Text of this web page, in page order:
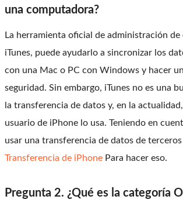
una computadora?
La herramienta oficial de administración de
iTunes, puede ayudarlo a sincronizar los
con una Mac o PC con Windows y hacer
seguridad. Sin embargo, iTunes no es una
la transferencia de datos y, en la
usuario de iPhone lo usa. Teniendo en
usar una transferencia de datos de
Transferencia de iPhone Para hacer eso.
Pregunta 2. ¿Qué es la categoría